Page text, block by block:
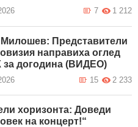
1 212
7
Представители
направиха оглед
за догодина (ВИДЕО)
2 233
15
хоризонта: Доведи
на концерт!“